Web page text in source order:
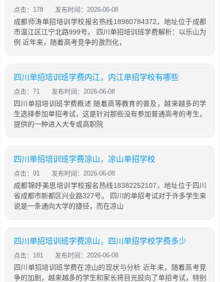
点击：178 发布时间：2026-06-08
成都师涛单招培训学校报名热线18980784372，地址位于成都
市温江区江宁北路999号。 四川单招培训班学费解析：以乐山为
例 近年来，随着高考竞争的激烈化，
四川单招培训班学费内江，内江单招学校有哪些
点击：71 发布时间：2026-06-08
四川单招培训班学费概述 随着高等教育的普及，越来越多的学
生选择参加单招考试，这是针对那些没有参加普通高考的考生，
提供的一种进入大专或高职院
四川单招培训班学费凉山，凉山单招学校
点击：91 发布时间：2026-06-08
成都锦妤美思培训学校报名热线18382252107，地址位于四川
省成都市新都区兴业路327号。 四川的单招考试对于许多学生来
说是一条通向大学的捷径，而在凉山
四川单招培训班学费凉山，四川单招学校学费多少
点击：181 发布时间：2026-06-08
四川单招培训班学费在凉山的现状与分析 近年来，随着高考竞
争的加剧，越来越多的学生和家长将目光投向了单招考试，特别